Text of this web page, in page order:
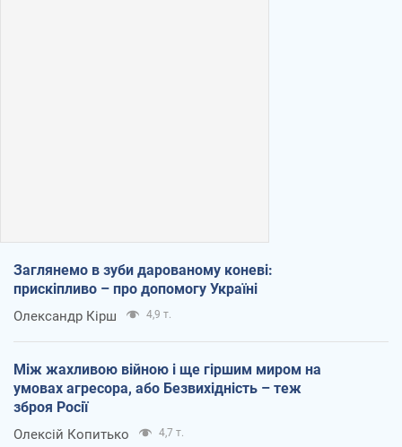
Заглянемо в зуби дарованому коневі:
прискіпливо – про допомогу Україні
Олександр Кірш 4,9 т.
Між жахливою війною і ще гіршим миром на
умовах агресора, або Безвихідність – теж
зброя Росії
Олексій Копитько 4,7 т.